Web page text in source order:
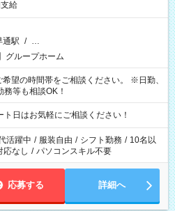
給
通駅 / …
グループホーム
等も相談OK！
日はお気軽にご相談ください！
活躍中 / 服装自由 / シフト勤務 / 10名以
応なし / パソコンスキル不要
応募する 詳細へ